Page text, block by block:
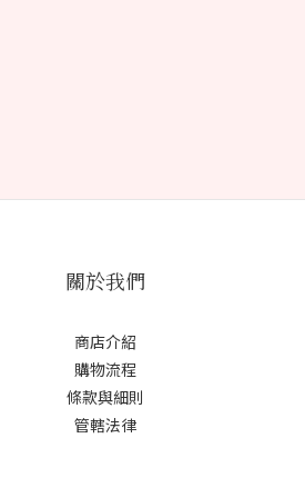
關於我們
商店介紹
購物流程
條款與細則
管轄法律